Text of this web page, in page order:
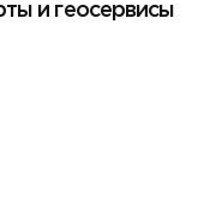
и геосервисы